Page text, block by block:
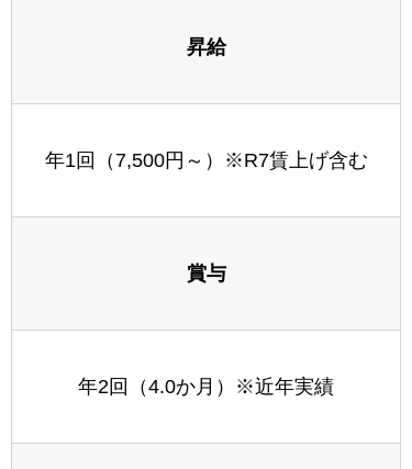
昇給
年1回（7,500円～）※R7賃上げ含む
賞与
年2回（4.0か月）※近年実績